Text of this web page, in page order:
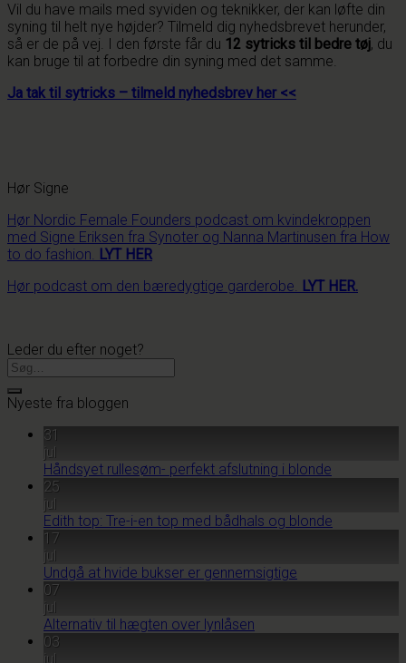
Vil du have mails med syviden og teknikker, der kan løfte din
syning til helt nye højder? Tilmeld dig nyhedsbrevet herunder,
så er de på vej. I den første får du 12 sytricks til bedre tøj, du
kan bruge til at forbedre din syning med det samme.
Ja tak til sytricks – tilmeld nyhedsbrev her <<
Hør Signe
Hør Nordic Female Founders podcast om kvindekroppen
med Signe Eriksen fra Synoter og Nanna Martinusen fra How
to do fashion. LYT HER
Hør podcast om den bæredygtige garderobe. LYT HER.
Leder du efter noget?
Nyeste fra bloggen
31
jul
Håndsyet rullesøm- perfekt afslutning i blonde
25
jul
Edith top: Tre-i-en top med bådhals og blonde
17
jul
Undgå at hvide bukser er gennemsigtige
07
jul
Alternativ til hægten over lynlåsen
03
jul